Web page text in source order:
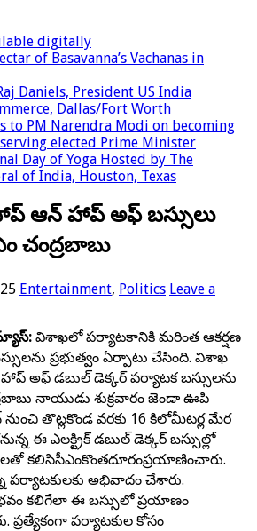
digitally
of Basavanna’s Vachanas in
Daniels, President US India
Dallas/Fort Worth
to PM Narendra Modi on becoming
elected Prime Minister
Day of Yoga Hosted by The
of India, Houston, Texas
ఆన్ హాప్ అఫ్ బస్సులు
చంద్రబాబు
Entertainment, Politics Leave a
విశాఖలో పర్యాటకానికి మరింత ఆకర్షణ
ప్రభుత్వం ఏర్పాటు చేసింది. విశాఖ
అఫ్ డబుల్ డెక్కర్ పర్యాటక బస్సులను
నాయుడు శుక్రవారం జెండా ఊపి
తొట్లకొండ వరకు 16 కిలోమీటర్ల మేర
ఈ ఎలక్ట్రిక్ డబుల్ డెక్కర్ బస్సుల్లో
కలిసిసీఎంకొంతదూరంప్రయాణించారు.
పర్యాటకులకు అభివాదం చేశారు.
కలిగేలా ఈ బస్సులో ప్రయాణం
ప్రత్యేకంగా పర్యాటకుల కోసం